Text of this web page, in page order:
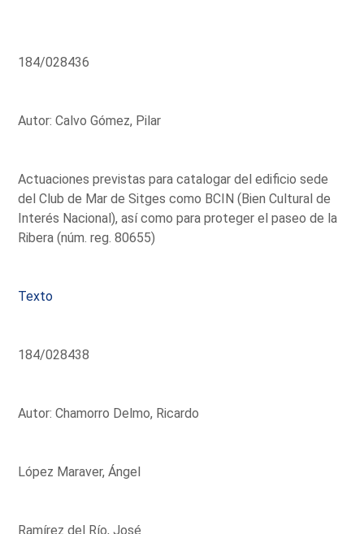
184/028436
Autor: Calvo Gómez, Pilar
Actuaciones previstas para catalogar del edificio sede
del Club de Mar de Sitges como BCIN (Bien Cultural de
Interés Nacional), así como para proteger el paseo de la
Ribera (núm. reg. 80655)
Texto
184/028438
Autor: Chamorro Delmo, Ricardo
López Maraver, Ángel
Ramírez del Río, José